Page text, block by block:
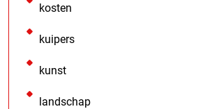
kosten
kuipers
kunst
landschap